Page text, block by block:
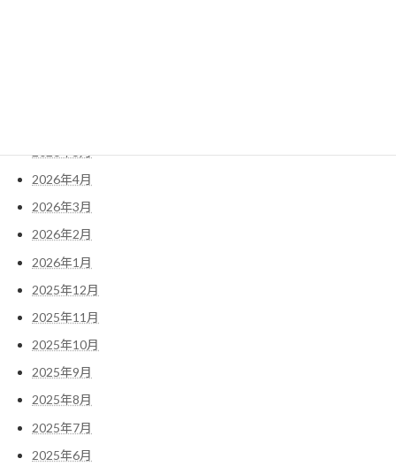
2026年5月
2026年4月
2026年3月
2026年2月
2026年1月
2025年12月
2025年11月
2025年10月
2025年9月
2025年8月
2025年7月
2025年6月